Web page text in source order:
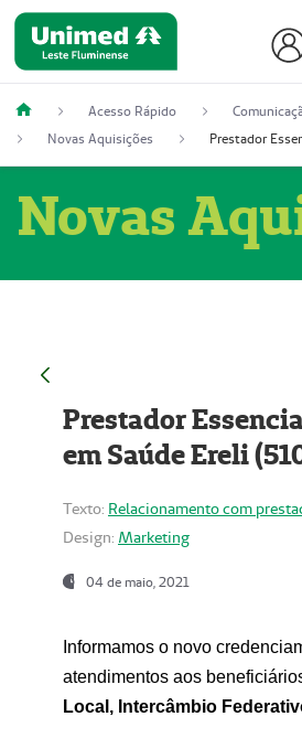
Acesso Rápido
Novas Aquisições
Novas
Prestador
em Saúde Ereli
Texto: Relacionamento com
Design: Marketing
04 de maio, 2021
Informamos o novo
atendimentos aos
Local, Intercâmbio